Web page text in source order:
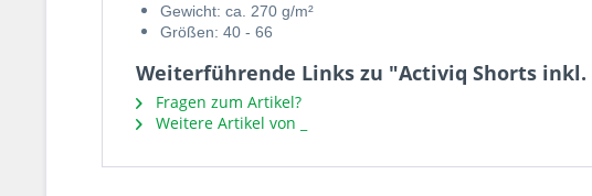
Gewicht: ca. 270 g/m²
Größen: 40 - 66
Weiterführende Links zu "Activiq Shorts inkl.
Fragen zum Artikel?
Weitere Artikel von _